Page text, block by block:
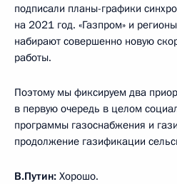
подписали планы-графики
на 2021 год. «Газпром» и
набирают совершенно новую
работы.
Поэтому мы фиксируем два
в первую очередь в целом
программы газоснабжения и
продолжение газификации
В.Путин: Хорошо.